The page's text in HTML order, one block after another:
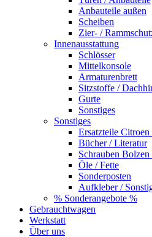
Anbauteile außen
Scheiben
Zier- /
Innenausstattung
Schlösser
Mittelkonsole
Armaturenbrett
Sitzstoffe /
Gurte
Sonstiges
Sonstiges
Ersatzteile
Bücher / Literatur
Schrauben
Öle / Fette
Sonderposten
Aufkleber /
% Sonderangebote %
Gebrauchtwagen
Werkstatt
Über uns